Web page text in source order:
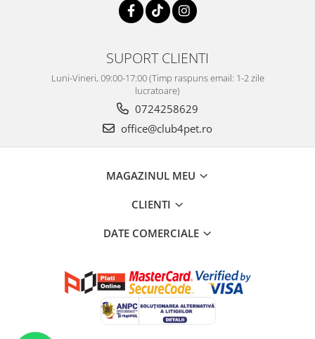
SUPORT CLIENTI
Luni-Vineri, 09:00-17:00 (Timp raspuns email: 1-2 zile
lucratoare)
0724258629
office@club4pet.ro
MAGAZINUL MEU
CLIENTI
DATE COMERCIALE